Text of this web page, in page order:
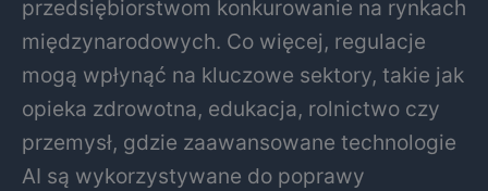
przedsiębiorstwom konkurowanie na rynkach
międzynarodowych. Co więcej, regulacje
mogą wpłynąć na kluczowe sektory, takie jak
opieka zdrowotna, edukacja, rolnictwo czy
przemysł, gdzie zaawansowane technologie
AI są wykorzystywane do poprawy